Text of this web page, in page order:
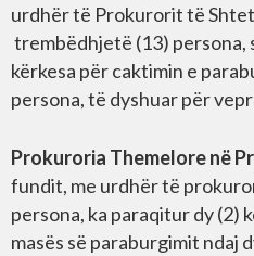
urdhër të Prokurorit të
trembëdhjetë (13) persona,
kërkesa për caktimin e
persona, të dyshuar për
Prokuroria Themelore në
fundit, me urdhër të
persona, ka paraqitur dy (2)
masës së paraburgimit ndaj